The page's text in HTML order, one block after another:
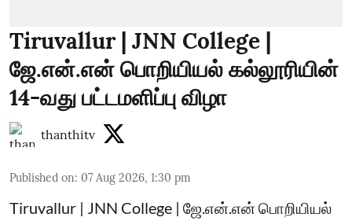
Tiruvallur | JNN College |
ஜே.என்.என் பொறியியல் கல்லூரியின்
14-வது பட்டமளிப்பு விழா
thanthitv
Published on: 07 Aug 2026, 1:30 pm
Tiruvallur | JNN College | ஜே.என்.என் பொறியியல்